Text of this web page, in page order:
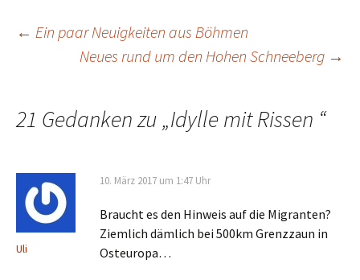
Beitrags-
← Ein paar Neuigkeiten aus Böhmen
Neues rund um den Hohen Schneeberg →
21 Gedanken zu „Idylle mit Rissen “
Uli
10. März 2017 um 1:47 Uhr
Braucht es den Hinweis auf die Migranten?
Ziemlich dämlich bei 500km Grenzzaun in
Osteuropa…